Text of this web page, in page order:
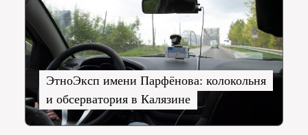
ЭтноЭксп имени Парфёнова: колокольня
и обсерватория в Калязине